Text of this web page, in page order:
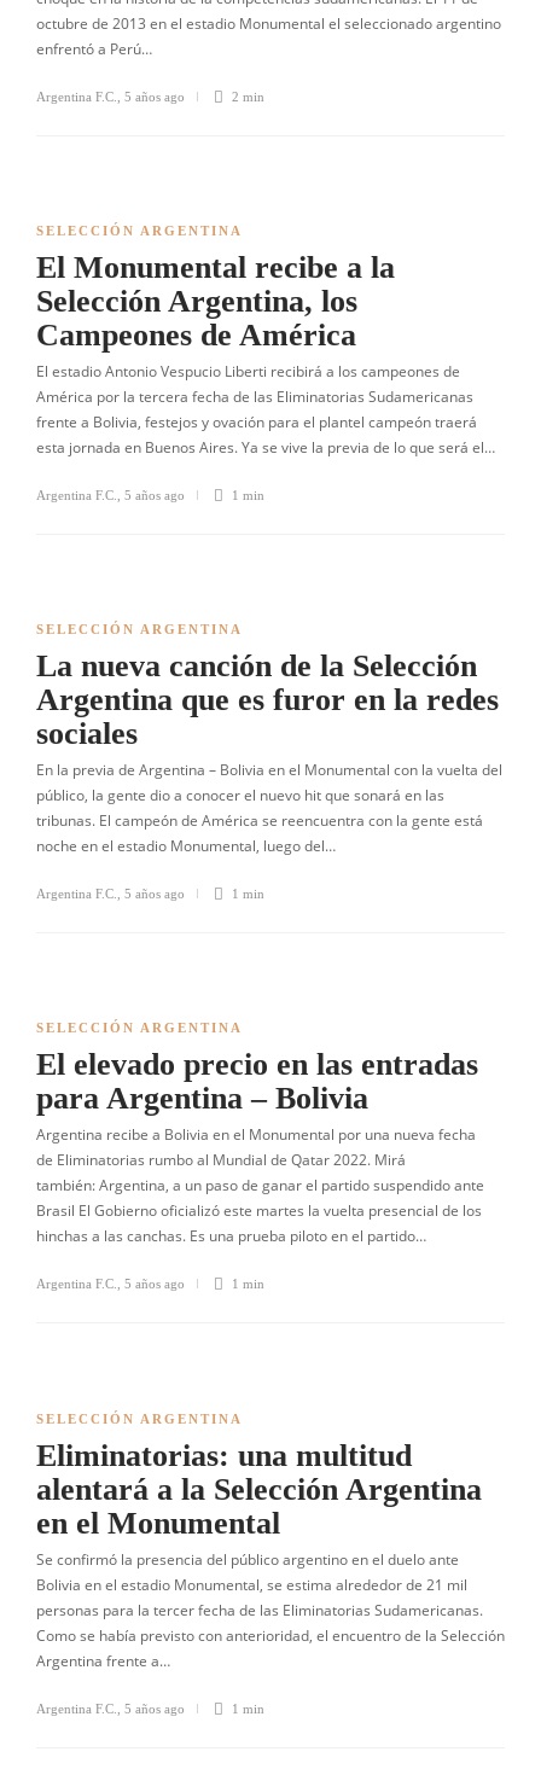
octubre de 2013 en el estadio Monumental el seleccionado argentino
enfrentó a Perú…
Argentina F.C. 5 años ago 2 min
SELECCIÓN ARGENTINA
El Monumental recibe a la
Selección Argentina, los
Campeones de América
El estadio Antonio Vespucio Liberti recibirá a los campeones de
América por la tercera fecha de las Eliminatorias Sudamericanas
frente a Bolivia, festejos y ovación para el plantel campeón traerá
esta jornada en Buenos Aires. Ya se vive la previa de lo que será el…
Argentina F.C. 5 años ago 1 min
SELECCIÓN ARGENTINA
La nueva canción de la Selección
Argentina que es furor en la redes
sociales
En la previa de Argentina – Bolivia en el Monumental con la vuelta del
público, la gente dio a conocer el nuevo hit que sonará en las
tribunas. El campeón de América se reencuentra con la gente está
noche en el estadio Monumental, luego del…
Argentina F.C. 5 años ago 1 min
SELECCIÓN ARGENTINA
El elevado precio en las entradas
para Argentina – Bolivia
Argentina recibe a Bolivia en el Monumental por una nueva fecha
de Eliminatorias rumbo al Mundial de Qatar 2022. Mirá
también: Argentina, a un paso de ganar el partido suspendido ante
Brasil El Gobierno oficializó este martes la vuelta presencial de los
hinchas a las canchas. Es una prueba piloto en el partido…
Argentina F.C. 5 años ago 1 min
SELECCIÓN ARGENTINA
Eliminatorias: una multitud
alentará a la Selección Argentina
en el Monumental
Se confirmó la presencia del público argentino en el duelo ante
Bolivia en el estadio Monumental, se estima alrededor de 21 mil
personas para la tercer fecha de las Eliminatorias Sudamericanas.
Como se había previsto con anterioridad, el encuentro de la Selección
Argentina frente a…
Argentina F.C. 5 años ago 1 min